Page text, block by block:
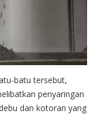
batu tersebut,
penyaringan
dan kotoran yang